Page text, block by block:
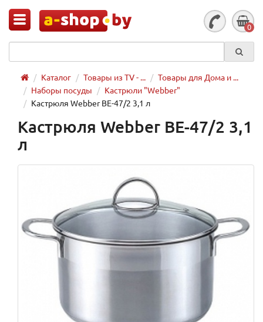
0
Каталог Товары из TV - ...
Товары для Дома и ...
Наборы посуды
Кастрюли "Webber"
Кастрюля Webber BE-47/2 3,1 л
Кастрюля Webber BE-47/2 3,1
л